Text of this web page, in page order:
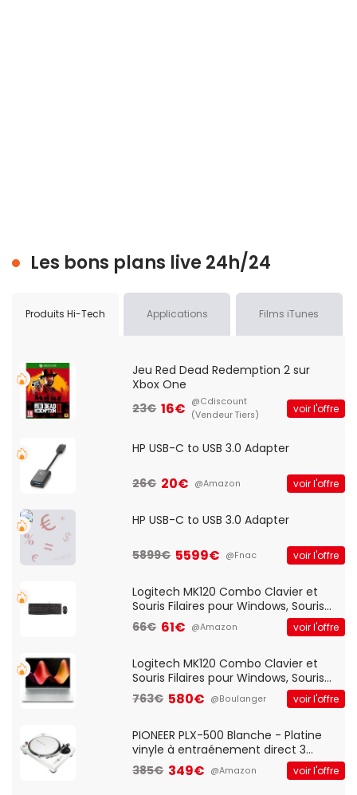
Les bons plans live 24h/24
Produits Hi-Tech Applications Films iTunes
Jeu Red Dead Redemption 2 sur
Xbox One
23€ 16€ @Cdiscount
(Vendeur Tiers)
voir l'offre
HP USB-C to USB 3.0 Adapter
26€ 20€ @Amazon voir l'offre
HP USB-C to USB 3.0 Adapter
5899€ 5599€ @Fnac voir l'offre
Logitech MK120 Combo Clavier et
Souris Filaires pour Windows, Souris
Optique Filaire, Connexion USB Plug
And Play, Confortable, Taille
QWERTY UK - Noir
66€ 61€ @Amazon voir l'offre
Logitech MK120 Combo Clavier et
Souris Filaires pour Windows, Souris
Optique Filaire, Connexion USB Plug
And Play, Confortable, Taille
QWERTY UK - Noir
763€ 580€ @Boulanger voir l'offre
PIONEER PLX-500 Blanche - Platine
vinyle à entraénement direct 3
vitesses (33-45-78 trs/min) avec
pre-ampli intégré et port USB
385€ 349€ @Amazon voir l'offre